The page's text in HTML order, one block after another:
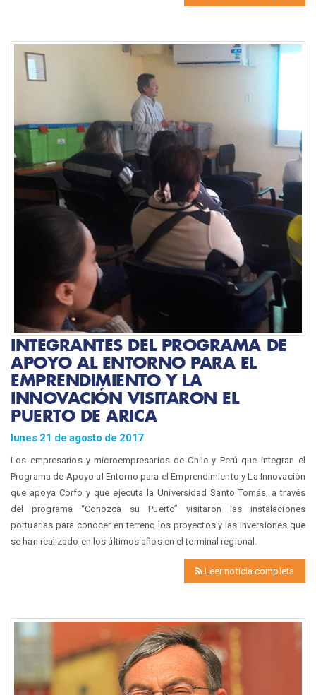
INTEGRANTES DEL PROGRAMA DE
APOYO AL ENTORNO PARA EL
EMPRENDIMIENTO Y LA
INNOVACIÓN VISITARON EL
PUERTO DE ARICA
lunes 21 de agosto de 2017
Los empresarios y microempresarios de Chile y Perú que integran el
Programa de Apoyo al Entorno para el Emprendimiento y La Innovación
que apoya Corfo y que ejecuta la Universidad Santo Tomás, a través
del programa “Conozca su Puerto” visitaron las instalaciones
portuarias para conocer en terreno los proyectos y las inversiones que
se han realizado en los últimos años en el terminal regional.
Leer noticia completa